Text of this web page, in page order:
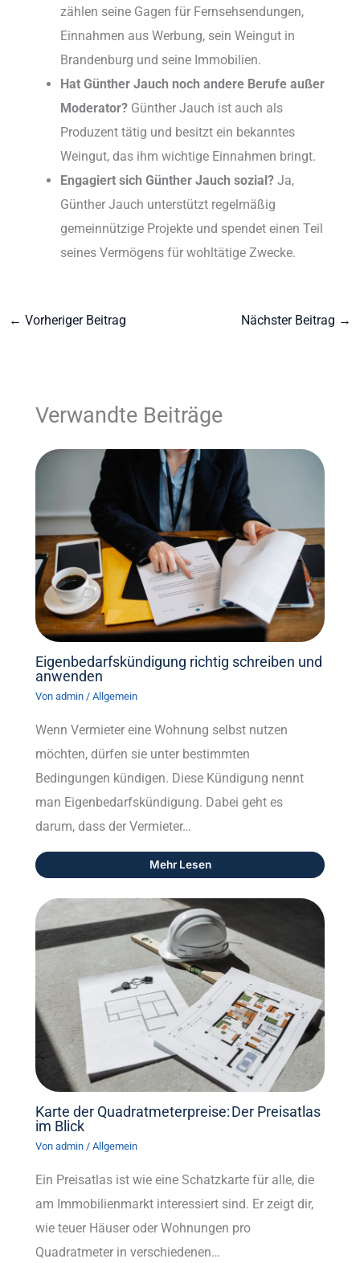
zählen seine Gagen für Fernsehsendungen,
Einnahmen aus Werbung, sein Weingut in
Brandenburg und seine Immobilien.
Hat Günther Jauch noch andere Berufe außer
Moderator?Günther Jauch ist auch als
Produzent tätig und besitzt ein bekanntes
Weingut, das ihm wichtige Einnahmen bringt.
Engagiert sich Günther Jauch sozial?Ja,
Günther Jauch unterstützt regelmäßig
gemeinnützige Projekte und spendet einen Teil
seines Vermögens für wohltätige Zwecke.
← Vorheriger Beitrag Nächster Beitrag →
Verwandte Beiträge
Eigenbedarfskündigung richtig schreiben und
anwenden
Von admin / Allgemein
Wenn Vermieter eine Wohnung selbst nutzen
möchten, dürfen sie unter bestimmten
Bedingungen kündigen. Diese Kündigung nennt
man Eigenbedarfskündigung. Dabei geht es
darum, dass der Vermieter…
Mehr Lesen
Karte der Quadratmeterpreise: Der Preisatlas
im Blick
Von admin / Allgemein
Ein Preisatlas ist wie eine Schatzkarte für alle, die
am Immobilienmarkt interessiert sind. Er zeigt dir,
wie teuer Häuser oder Wohnungen pro
Quadratmeter in verschiedenen…